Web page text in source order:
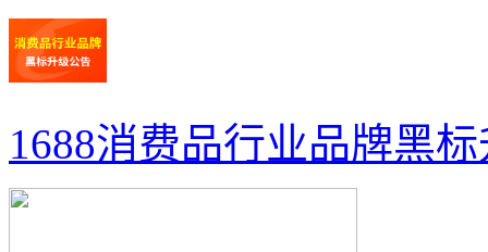
1688消费品行业品牌黑